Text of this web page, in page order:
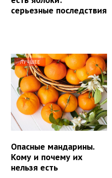
серьезные последствия
ЛУЧШЕЕ
Опасные мандарины.
Кому и почему их
нельзя есть